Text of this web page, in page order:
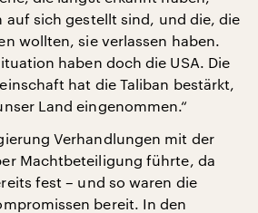
auf sich gestellt sind, und die, die
wollten, sie verlassen haben.
haben doch die USA. Die
hat die Taliban bestärkt,
Land eingenommen.“
Verhandlungen mit der
Machtbeteiligung führte, da
fest – und so waren die
bereit. In den